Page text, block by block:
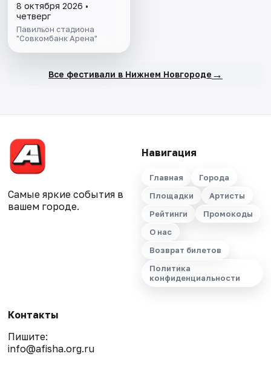
8 октября 2026 •
четверг
Павильон стадиона
"Совкомбанк Арена"
Все фестивали в Нижнем Новгороде →
Самые яркие события в
вашем городе.
Навигация
Главная
Города
Площадки
Артисты
Рейтинги
Промокоды
О нас
Возврат билетов
Политика
конфиденциальности
Контакты
Пишите:
info@afisha.org.ru